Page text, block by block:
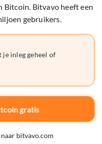
Bitcoin. Bitvavo heeft een
gebruikers.
inleg geheel of
gratis
bitvavo.com